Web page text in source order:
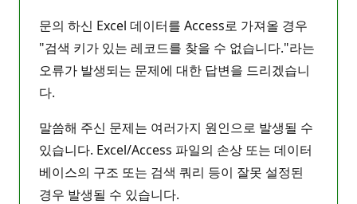
문의 하신 Excel 데이터를 Access로 가져올 경우
"검색 키가 있는 레코드를 찾을 수 없습니다."라는
오류가 발생되는 문제에 대한 답변을 드리겠습니
다.
말씀해 주신 문제는 여러가지 원인으로 발생될 수
있습니다. Excel/Access 파일의 손상 또는 데이터
베이스의 구조 또는 검색 쿼리 등이 잘못 설정된
경우 발생될 수 있습니다.